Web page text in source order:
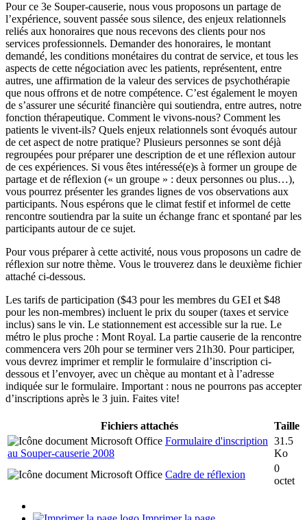
Pour ce 3e Souper-causerie, nous vous proposons un partage de
l’expérience, souvent passée sous silence, des enjeux relationnels
reliés aux honoraires que nous recevons des clients pour nos
services professionnels. Demander des honoraires, le montant
demandé, les conditions monétaires du contrat de service, et tous les
aspects de cette négociation avec les patients, représentent, entre
autres, une affirmation de la valeur des services de psychothérapie
que nous offrons et de notre compétence. C’est également le moyen
de s’assurer une sécurité financière qui soutiendra, entre autres, notre
fonction thérapeutique. Comment le vivons-nous? Comment les
patients le vivent-ils? Quels enjeux relationnels sont évoqués autour
de cet aspect de notre pratique? Plusieurs personnes se sont déjà
regroupées pour préparer une description de et une réflexion autour
de ces expériences. Si vous êtes intéressé(e)s à former un groupe de
partage et de réflexion (« un groupe » : deux personnes ou plus…),
vous pourrez présenter les grandes lignes de vos observations aux
participants. Nous espérons que le climat festif et informel de cette
rencontre soutiendra par la suite un échange franc et spontané par les
participants autour de ce sujet.
Pour vous préparer à cette activité, nous vous proposons un cadre de
réflexion sur notre thème. Vous le trouverez dans le deuxième fichier
attaché ci-dessous.
Les tarifs de participation ($43 pour les membres du GEI et $48
pour les non-membres) incluent le prix du souper (taxes et service
inclus) sans le vin. Le stationnement est accessible sur la rue. Le
métro le plus proche : Mont Royal. La partie causerie de la rencontre
commencera vers 20h pour se terminer vers 21h30. Pour participer,
vous devrez imprimer et remplir le formulaire d’inscription ci-
dessous et l’envoyer, avec un chèque au montant et à l’adresse
indiquée sur le formulaire. Important : nous ne pourrons pas accepter
d’inscriptions après le 3 juin. Faites vite!
Fichiers attachés
Taille
Formulaire d'inscription
au Souper-causerie 2008
31.5
Ko
Cadre de réflexion
0
octet